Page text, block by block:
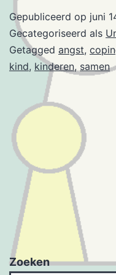
Gepubliceerd op juni
Gecategoriseerd als
Getagged angst,
kind, kinderen, samen
Zoeken